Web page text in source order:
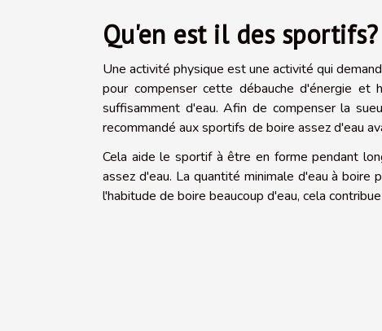
Qu'en est il des sportifs?
Une activité physique est une activité qui
pour compenser cette débauche d'énergie
suffisamment d'eau. Afin de compenser la
recommandé aux sportifs de boire assez d'eau
Cela aide le sportif à être en forme pendant
assez d'eau. La quantité minimale d'eau à
l'habitude de boire beaucoup d'eau, cela